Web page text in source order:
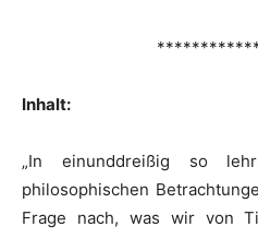
Inhalt:
„In einunddreißig so
philosophischen
Frage nach, was wir von